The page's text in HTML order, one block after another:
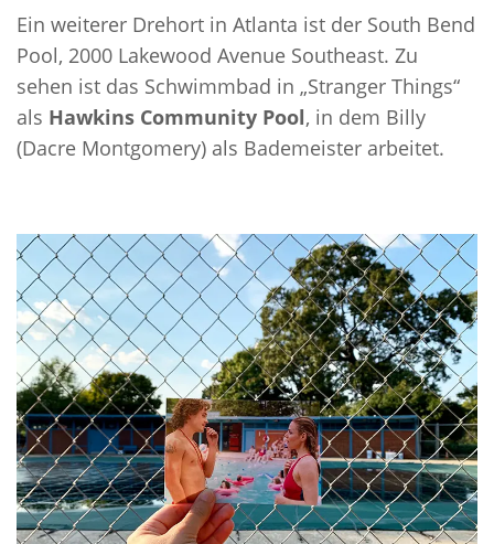
Ein weiterer Drehort in Atlanta ist der South Bend
Pool, 2000 Lakewood Avenue Southeast. Zu
sehen ist das Schwimmbad in „Stranger Things“
als Hawkins Community Pool, in dem Billy
(Dacre Montgomery) als Bademeister arbeitet.